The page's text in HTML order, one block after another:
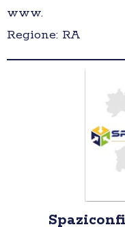
www.
Regione: RA